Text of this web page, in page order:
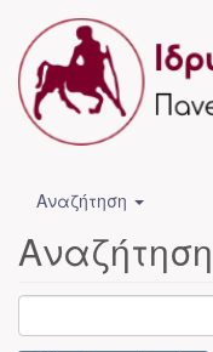
Αναζήτηση
Αναζήτηση